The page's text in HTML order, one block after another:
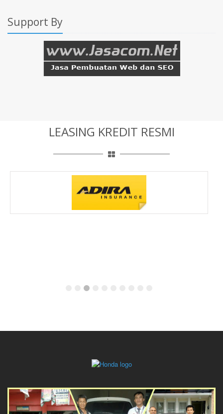
Support By
LEASING KREDIT RESMI